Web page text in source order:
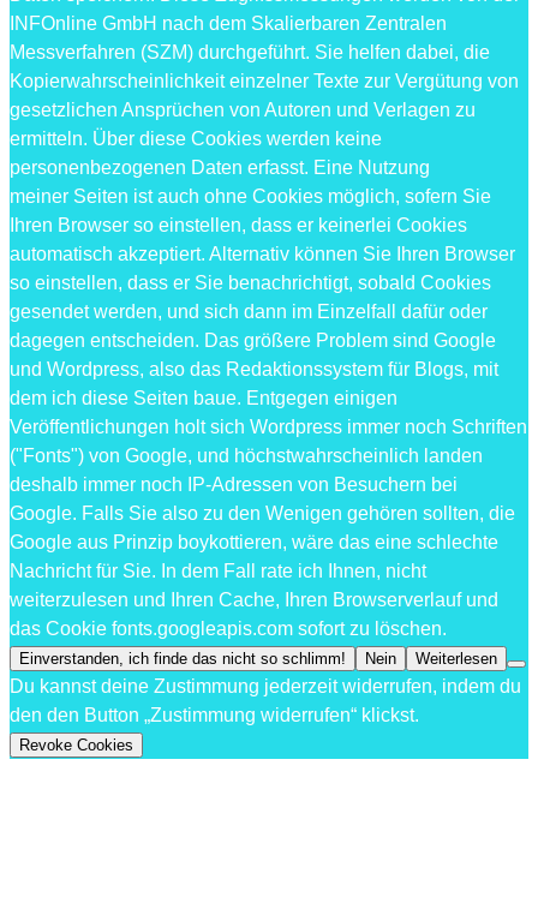
INFOnline GmbH nach dem Skalierbaren Zentralen
Messverfahren (SZM) durchgeführt. Sie helfen dabei, die
Kopierwahrscheinlichkeit einzelner Texte zur Vergütung von
gesetzlichen Ansprüchen von Autoren und Verlagen zu
ermitteln. Über diese Cookies werden keine
personenbezogenen Daten erfasst. Eine Nutzung
meiner Seiten ist auch ohne Cookies möglich, sofern Sie
Ihren Browser so einstellen, dass er keinerlei Cookies
automatisch akzeptiert. Alternativ können Sie Ihren Browser
so einstellen, dass er Sie benachrichtigt, sobald Cookies
gesendet werden, und sich dann im Einzelfall dafür oder
dagegen entscheiden. Das größere Problem sind Google
und Wordpress, also das Redaktionssystem für Blogs, mit
dem ich diese Seiten baue. Entgegen einigen
Veröffentlichungen holt sich Wordpress immer noch Schriften
("Fonts") von Google, und höchstwahrscheinlich landen
deshalb immer noch IP-Adressen von Besuchern bei
Google. Falls Sie also zu den Wenigen gehören sollten, die
Google aus Prinzip boykottieren, wäre das eine schlechte
Nachricht für Sie. In dem Fall rate ich Ihnen, nicht
weiterzulesen und Ihren Cache, Ihren Browserverlauf und
das Cookie fonts.googleapis.com sofort zu löschen.
Einverstanden, ich finde das nicht so schlimm! Nein Weiterlesen
Du kannst deine Zustimmung jederzeit widerrufen, indem du
den den Button „Zustimmung widerrufen“ klickst.
Revoke Cookies